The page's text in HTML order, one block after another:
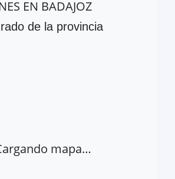
EN BADAJOZ
de la provincia
mapa…